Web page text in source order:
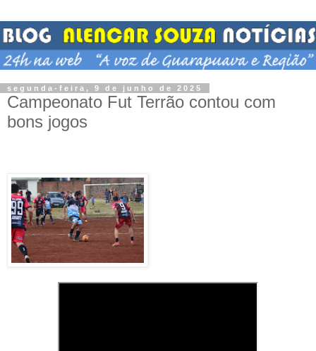
segunda-feira, 9 de junho de 2025
Campeonato Fut Terrão contou com
bons jogos